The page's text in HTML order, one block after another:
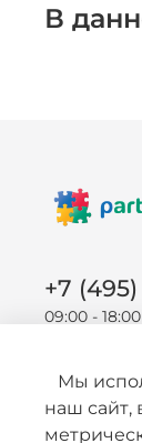
В
+7
09:00 -
Мы
наш сайт,